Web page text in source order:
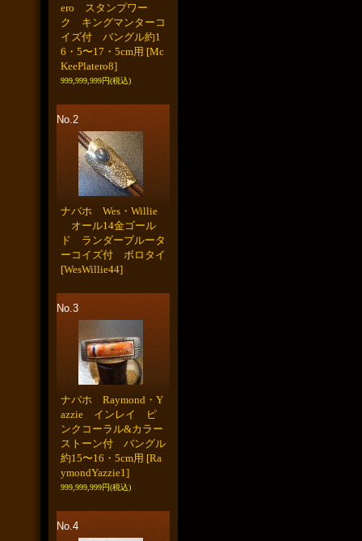
ero スタンプワー
ク キングマンターコ
イズ付 バングル約1
6・5〜17・5cm用 [Mc
KeePlatero8]
999,999,999円(税込)
No.2
ナバホ Wes・Willie
オール14金ゴール
ド ランダーブルータ
ーコイズ付 ボロタイ
[WesWillie44]
No.3
ナバホ Raymond・Y
azzie インレイ ピ
ンクコーラル&カラー
ストーン付 バングル
約15〜16・5cm用 [Ra
ymondYazzie1]
999,999,999円(税込)
No.4